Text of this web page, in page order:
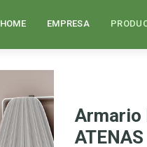
HOME EMPRESA
Armario
ATENAS